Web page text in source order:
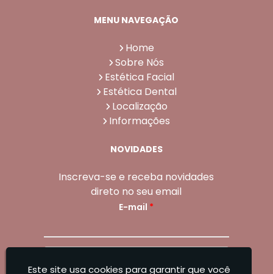
MENU NAVEGAÇÃO
Home
Sobre Nós
Estética Facial
Estética Dental
Localização
Informações
NOVIDADES
Inscreva-se e receba novidades
direto no seu email
E-mail *
Este site usa cookies para garantir que você